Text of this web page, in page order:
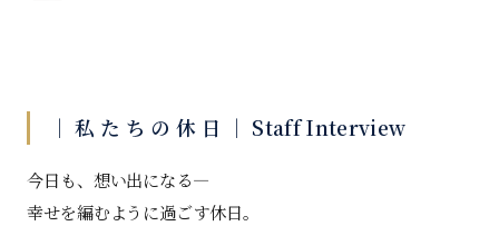
｜ 私 た ち の 休 日 ｜ Staff Interview
今日も、想い出になる―
幸せを編むように過ごす休日。